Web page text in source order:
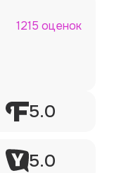
1215 оценок
5.0
5.0